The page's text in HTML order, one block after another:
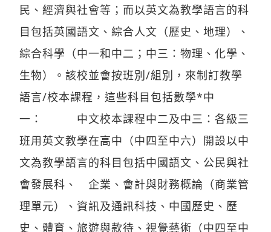
民、經濟與社會等；而以英文為教學語言的科
目包括英國語文、綜合人文（歷史、地理）、
綜合科學（中一和中二；中三：物理、化學、
生物）。該校並會按班別/組別，來制訂教學
語言/校本課程，這些科目包括數學*中
一： 中文校本課程中二及中三：各級三
班用英文教學在高中（中四至中六）開設以中
文為教學語言的科目包括中國語文、公民與社
會發展科、 企業、會計與財務概論（商業管
理單元）、資訊及通訊科技、中國歷史、歷
史、體育、旅遊與款待、視覺藝術（中四至中